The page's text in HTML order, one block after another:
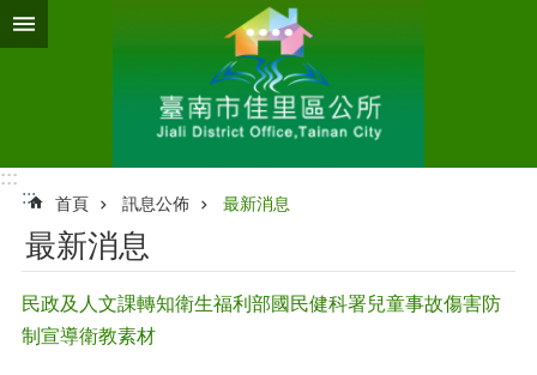
跳到主要內容區塊
:::
:::
首頁 訊息公佈 最新消息
最新消息
民政及人文課轉知衛生福利部國民健科署兒童事故傷害防
制宣導衛教素材